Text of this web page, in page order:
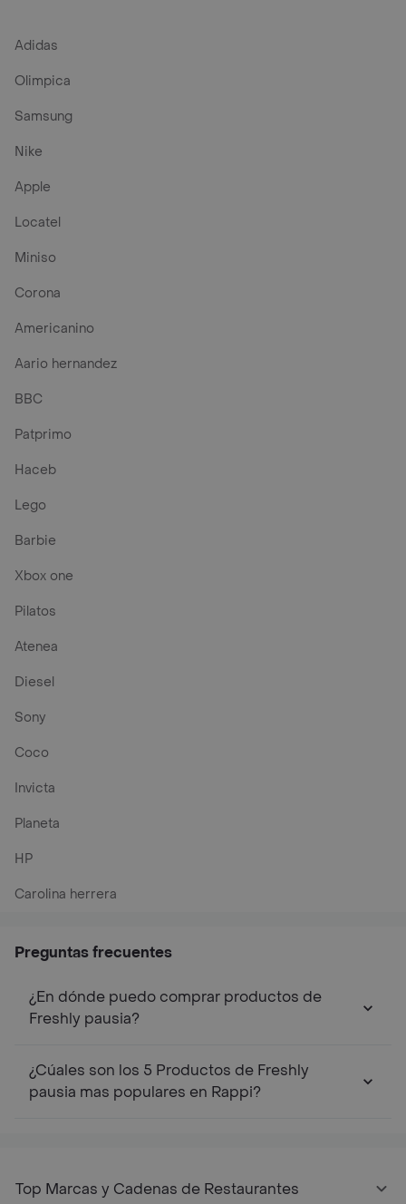
Adidas
Olimpica
Samsung
Nike
Apple
Locatel
Miniso
Corona
Americanino
Aario hernandez
BBC
Patprimo
Haceb
Lego
Barbie
Xbox one
Pilatos
Atenea
Diesel
Sony
Coco
Invicta
Planeta
HP
Carolina herrera
Preguntas frecuentes
¿En dónde puedo comprar productos de
Freshly pausia?
¿Cúales son los 5 Productos de Freshly
pausia mas populares en Rappi?
Top Marcas y Cadenas de Restaurantes